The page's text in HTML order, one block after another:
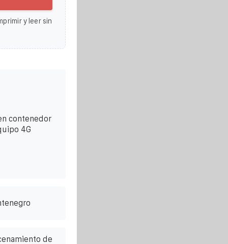
y leer sin
contenedor
4G
de